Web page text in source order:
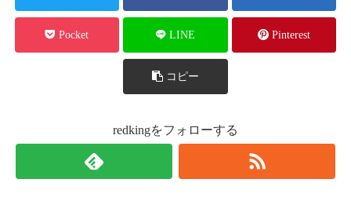
Pocket LINE Pinterest
コピー
redkingをフォローする